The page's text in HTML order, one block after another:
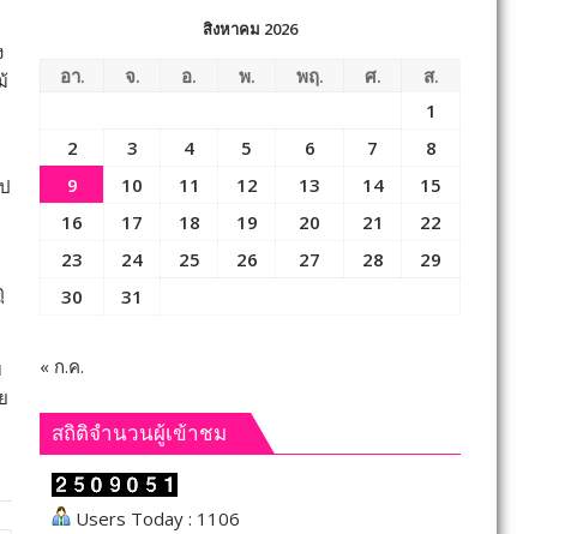
สิงหาคม 2026
อา. จ. อ. พ. พฤ. ศ.
ส.
1
2
3 4 5 6 7
8
9
10 11 12 13 14
15
16
17 18 19 20 21
22
23
24 25 26 27 28
29
30
31
« ก.ค.
สถิติจำนวนผู้เข้าชม
Users Today : 1106